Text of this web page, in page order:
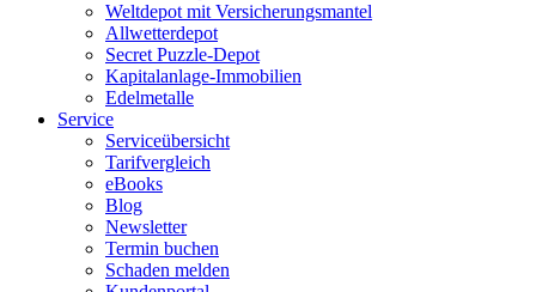
Weltdepot mit Versicherungsmantel
Allwetterdepot
Secret Puzzle-Depot
Kapitalanlage-Immobilien
Edelmetalle
Service
Serviceübersicht
Tarifvergleich
eBooks
Blog
Newsletter
Termin buchen
Schaden melden